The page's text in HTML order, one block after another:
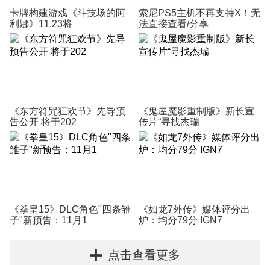
卡牌构建游戏《斗技场的阿
利娜》11.23将
索尼PS5主机不再支持X！无
法直接查看/分享
《东方符咒狂欢节》先导预
告公开 将于202
《鬼屋魔影重制版》新长宣
传片“寻找杰瑞
《拳皇15》DLC角色"四条雏
子"新预告：11月1
《如龙7外传》媒体评分出
炉：均分79分 IGN7
点击查看更多